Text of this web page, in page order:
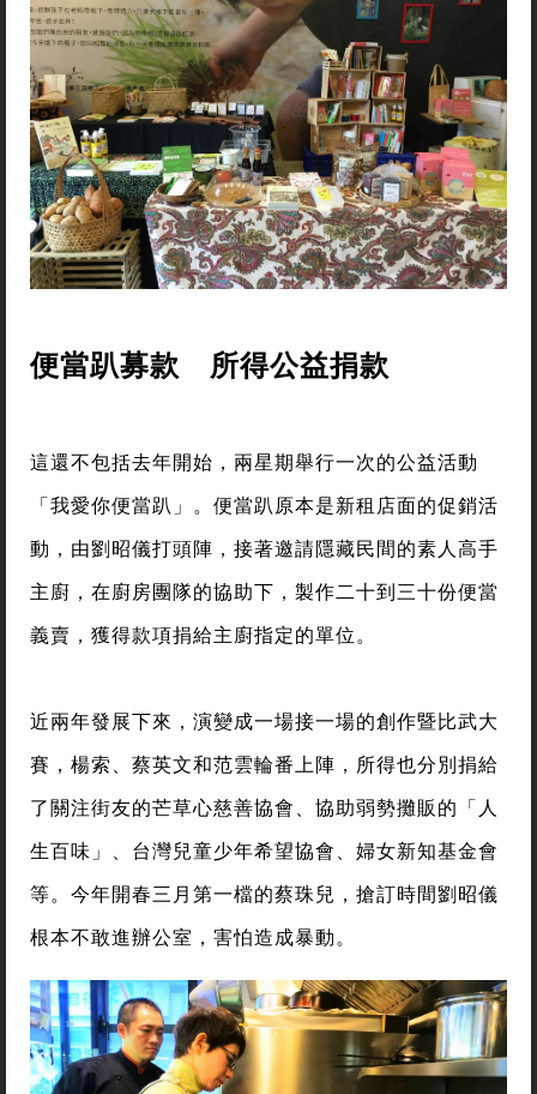
便當趴募款 所得公益捐款
這還不包括去年開始，兩星期舉行一次的公益活動
「我愛你便當趴」。便當趴原本是新租店面的促銷活
動，由劉昭儀打頭陣，接著邀請隱藏民間的素人高手
主廚，在廚房團隊的協助下，製作二十到三十份便當
義賣，獲得款項捐給主廚指定的單位。
近兩年發展下來，演變成一場接一場的創作暨比武大
賽，楊索、蔡英文和范雲輪番上陣，所得也分別捐給
了關注街友的芒草心慈善協會、協助弱勢攤販的「人
生百味」、台灣兒童少年希望協會、婦女新知基金會
等。今年開春三月第一檔的蔡珠兒，搶訂時間劉昭儀
根本不敢進辦公室，害怕造成暴動。